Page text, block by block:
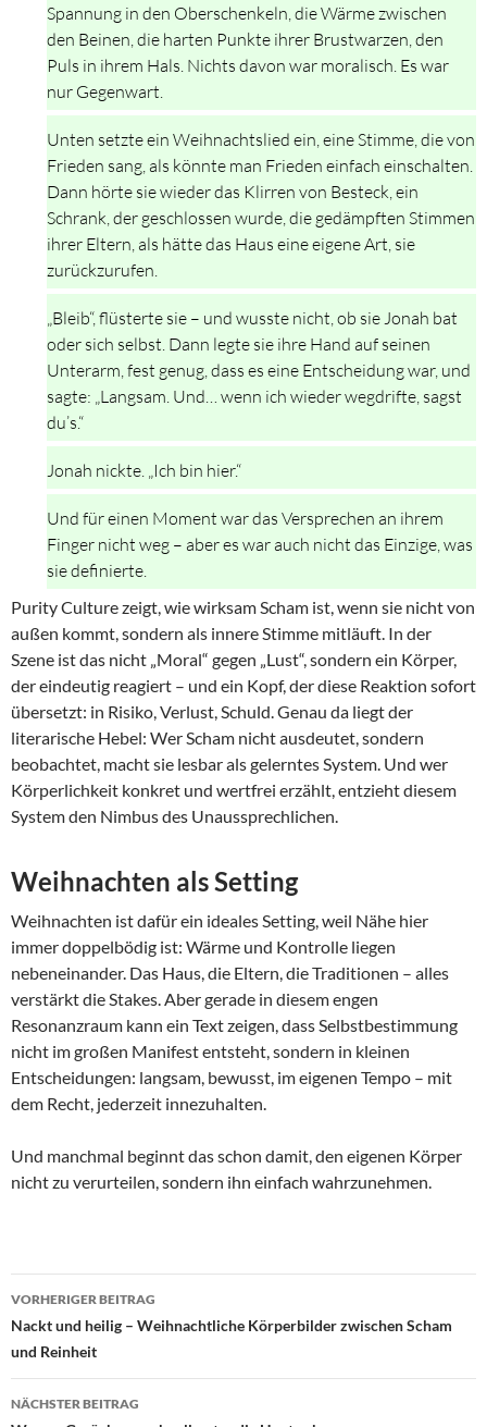
Spannung in den Oberschenkeln, die Wärme zwischen
den Beinen, die harten Punkte ihrer Brustwarzen, den
Puls in ihrem Hals. Nichts davon war moralisch. Es war
nur Gegenwart.
Unten setzte ein Weihnachtslied ein, eine Stimme, die von
Frieden sang, als könnte man Frieden einfach einschalten.
Dann hörte sie wieder das Klirren von Besteck, ein
Schrank, der geschlossen wurde, die gedämpften Stimmen
ihrer Eltern, als hätte das Haus eine eigene Art, sie
zurückzurufen.
„Bleib“, flüsterte sie – und wusste nicht, ob sie Jonah bat
oder sich selbst. Dann legte sie ihre Hand auf seinen
Unterarm, fest genug, dass es eine Entscheidung war, und
sagte: „Langsam. Und… wenn ich wieder wegdrifte, sagst
du’s.“
Jonah nickte. „Ich bin hier.“
Und für einen Moment war das Versprechen an ihrem
Finger nicht weg – aber es war auch nicht das Einzige, was
sie definierte.
Purity Culture zeigt, wie wirksam Scham ist, wenn sie nicht von
außen kommt, sondern als innere Stimme mitläuft. In der
Szene ist das nicht „Moral“ gegen „Lust“, sondern ein Körper,
der eindeutig reagiert – und ein Kopf, der diese Reaktion sofort
übersetzt: in Risiko, Verlust, Schuld. Genau da liegt der
literarische Hebel: Wer Scham nicht ausdeutet, sondern
beobachtet, macht sie lesbar als gelerntes System. Und wer
Körperlichkeit konkret und wertfrei erzählt, entzieht diesem
System den Nimbus des Unaussprechlichen.
Weihnachten als Setting
Weihnachten ist dafür ein ideales Setting, weil Nähe hier
immer doppelbödig ist: Wärme und Kontrolle liegen
nebeneinander. Das Haus, die Eltern, die Traditionen – alles
verstärkt die Stakes. Aber gerade in diesem engen
Resonanzraum kann ein Text zeigen, dass Selbstbestimmung
nicht im großen Manifest entsteht, sondern in kleinen
Entscheidungen: langsam, bewusst, im eigenen Tempo – mit
dem Recht, jederzeit innezuhalten.
Und manchmal beginnt das schon damit, den eigenen Körper
nicht zu verurteilen, sondern ihn einfach wahrzunehmen.
Beitragsnavigation
VORHERIGER BEITRAG
Nackt und heilig – Weihnachtliche Körperbilder zwischen Scham
und Reinheit
NÄCHSTER BEITRAG